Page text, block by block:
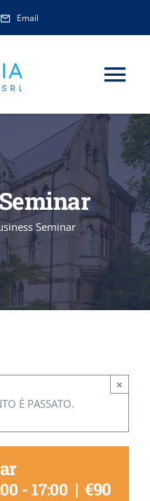
Email
Seminar
È PASSATO.
×
-17:00 | €90